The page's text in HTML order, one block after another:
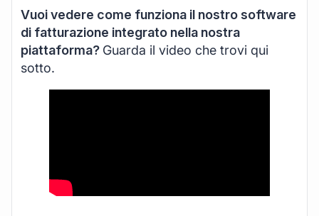
Vuoi vedere come funziona il nostro software
di fatturazione integrato nella nostra
piattaforma? Guarda il video che trovi qui
sotto.